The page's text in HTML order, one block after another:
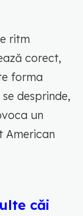
ritm
corect,
forma
desprinde,
un
American
căi